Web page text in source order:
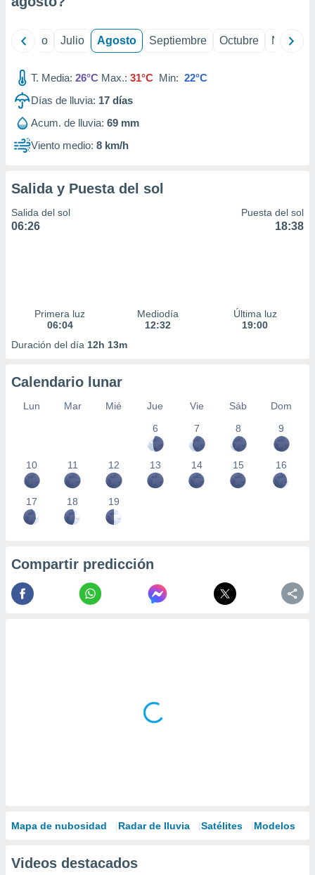
mediante
publicidad
publicidad
1199
Junio Julio Agosto Septiembre Octubre
T. Media: 26°C Max.: 31°C Min: 22°C
Días de lluvia: 17 días
Acum. de lluvia: 69 mm
Viento medio: 8 km/h
Salida y Puesta del sol
Salida del sol
06:26
Puesta del sol
18:38
Primera luz
06:04
Mediodía
12:32
Última luz
19:00
Duración del día 12h 13m
Calendario lunar
Lun Mar Mié Jue Vie Sáb
Dom
6
7 8 9
10 11 12 13 14 15 16
17 18 19
Compartir predicción
Mapa de nubosidad Radar de lluvia Satélites Modelos
Videos destacados